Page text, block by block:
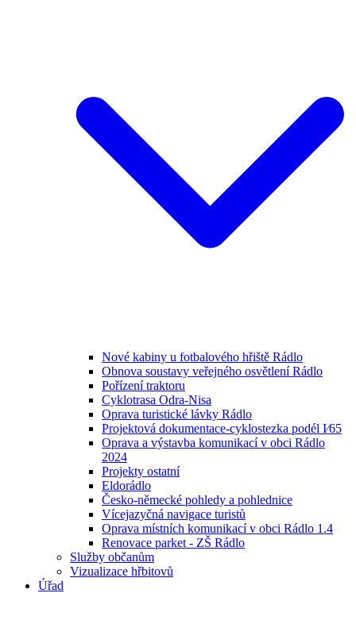
Nové kabiny u fotbalového hřiště Rádlo
Obnova soustavy veřejného osvětlení Rádlo
Pořízení traktoru
Cyklotrasa Odra-Nisa
Oprava turistické lávky Rádlo
Projektová dokumentace-cyklostezka podél I⁄65
Oprava a výstavba komunikací v obci Rádlo
2024
Projekty ostatní
Eldorádlo
Česko-německé pohledy a pohlednice
Vícejazyčná navigace turistů
Oprava místních komunikací v obci Rádlo 1.4
Renovace parket - ZŠ Rádlo
Služby občanům
Vizualizace hřbitovů
Úřad